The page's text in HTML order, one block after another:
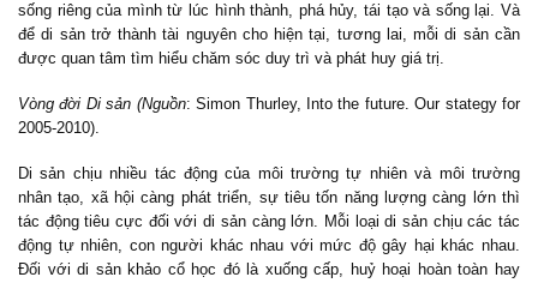
sống riêng của mình từ lúc hình thành, phá hủy, tái tạo và sống lại. Và
để di sản trở thành tài nguyên cho hiện tại, tương lai, mỗi di sản cần
được quan tâm tìm hiểu chăm sóc duy trì và phát huy giá trị.
Vòng đời Di sản (Nguồn: Simon Thurley, Into the future. Our stategy for
2005-2010).
Di sản chịu nhiều tác động của môi trường tự nhiên và môi trường
nhân tạo, xã hội càng phát triển, sự tiêu tốn năng lượng càng lớn thì
tác động tiêu cực đối với di sản càng lớn. Mỗi loại di sản chịu các tác
động tự nhiên, con người khác nhau với mức độ gây hại khác nhau.
Đối với di sản khảo cổ học đó là xuống cấp, huỷ hoại hoàn toàn hay